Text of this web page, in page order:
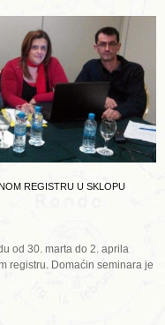
REGISTRU U SKLOPU
od 30. marta do 2. aprila
registru. Domaćin seminara je